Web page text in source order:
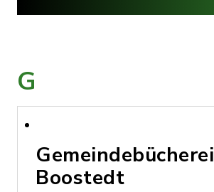
G
Gemeindebücherei
Boostedt